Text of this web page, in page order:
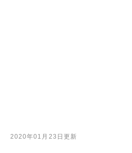
2020年01月23日更新